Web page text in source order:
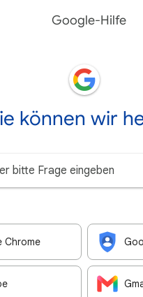
Google-Hilfe
können wir
Chrome